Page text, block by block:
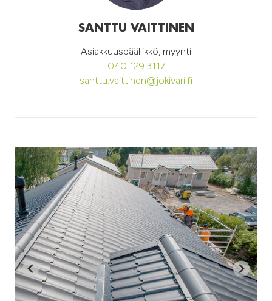
SANTTU VAITTINEN
Asiakkuuspäällikkö, myynti
040 129 3117
santtu.vaittinen@jokivari.fi